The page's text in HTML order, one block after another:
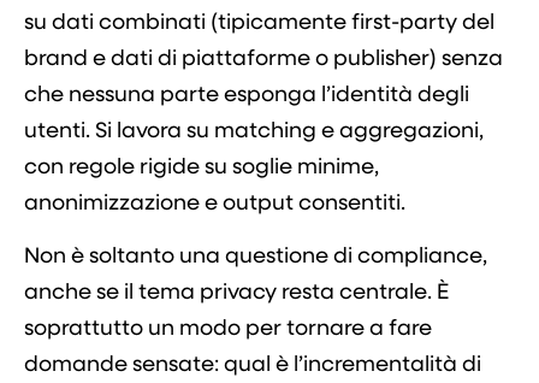
su dati combinati (tipicamente first-party del
brand e dati di piattaforme o publisher) senza
che nessuna parte esponga l’identità degli
utenti. Si lavora su matching e aggregazioni,
con regole rigide su soglie minime,
anonimizzazione e output consentiti.
Non è soltanto una questione di compliance,
anche se il tema privacy resta centrale. È
soprattutto un modo per tornare a fare
domande sensate: qual è l’incrementalità di